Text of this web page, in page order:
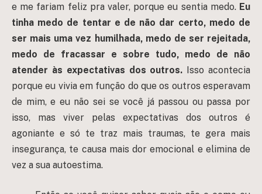
e me fariam feliz pra valer, porque eu sentia medo. Eu
tinha medo de tentar e de não dar certo, medo de
ser mais uma vez humilhada, medo de ser rejeitada,
medo de fracassar e sobre tudo, medo de não
atender às expectativas dos outros. Isso acontecia
porque eu vivia em função do que os outros esperavam
de mim, e eu não sei se você já passou ou passa por
isso, mas viver pelas expectativas dos outros é
agoniante e só te traz mais traumas, te gera mais
insegurança, te causa mais dor emocional e elimina de
vez a sua autoestima.